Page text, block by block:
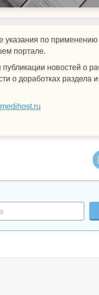
указания по
портале.
новостей о
о доработках раздела